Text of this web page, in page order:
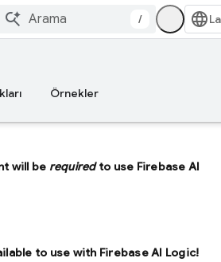
/
Örnekler
will be requiredto use Firebase AI
to use with Firebase AI Logic!